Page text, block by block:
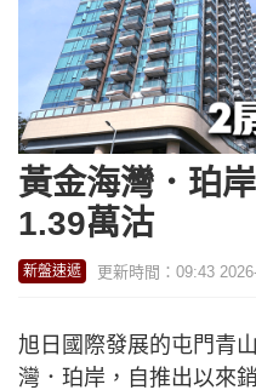
黃金海灣．珀
1.39萬沽
新盤速遞 更新時間：09:43
旭日國際發展的屯門青
灣．珀岸，自推出以來